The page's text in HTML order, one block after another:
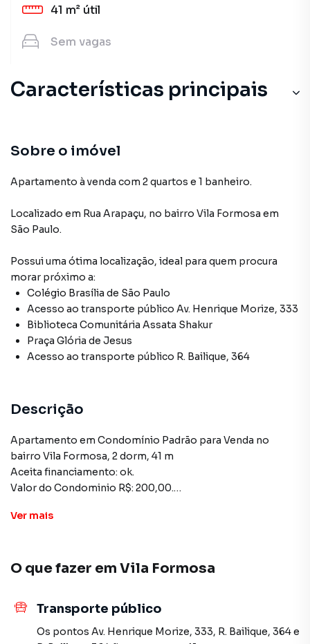
41 m² útil
Sem vagas
Características principais
Sobre o imóvel
Apartamento à venda com 2 quartos e 1 banheiro.
Localizado em Rua Arapaçu, no bairro Vila Formosa em
São Paulo.
Possui uma ótima localização, ideal para quem procura
morar próximo a:
Colégio Brasília de São Paulo
Acesso ao transporte público Av. Henrique Morize, 333
Biblioteca Comunitária Assata Shakur
Praça Glória de Jesus
Acesso ao transporte público R. Bailique, 364
Descrição
Apartamento em Condomínio Padrão para Venda no
bairro Vila Formosa, 2 dorm, 41 m
Aceita financiamento: ok.
Valor do Condominio R$: 200,00.
Valores diversos, verifique tabela em fotos.
null
Apartamento para Venda em região valorizada do bairro
Vila Formosa, em São Paulo. Não encontrou o que
Ver mais
O que fazer em Vila Formosa
Transporte público
Os pontos Av. Henrique Morize, 333, R. Bailique, 364e